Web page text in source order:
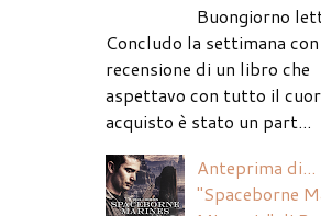
Buongiorno
Concludo la settimana
recensione di un libro che
aspettavo con tutto il
acquisto è stato un part...
Anteprima di...
"Spaceborne